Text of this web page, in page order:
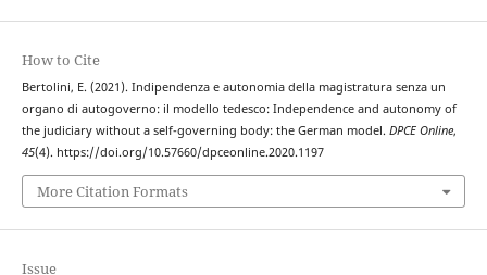
How to Cite
Bertolini, E. (2021). Indipendenza e autonomia della magistratura senza un
organo di autogoverno: il modello tedesco: Independence and autonomy of
the judiciary without a self-governing body: the German model. DPCE Online,
45(4). https://doi.org/10.57660/dpceonline.2020.1197
More Citation Formats
Issue